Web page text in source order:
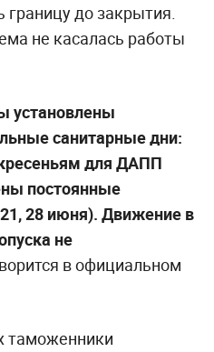
границу до закрытия.
не касалась работы
установлены
санитарные дни:
для ДАПП
постоянные
28 июня). Движение в
не
в официальном
таможенники